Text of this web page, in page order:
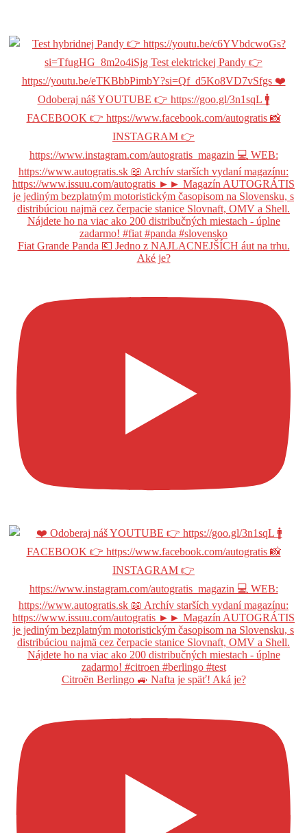
Fiat Grande Panda 💶 Jedno z NAJLACNEJŠÍCH áut na trhu.
Aké je?
Citroën Berlingo 🚙 Nafta je späť! Aká je?